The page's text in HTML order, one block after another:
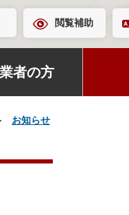
閲覧補助
者の方
お知らせ